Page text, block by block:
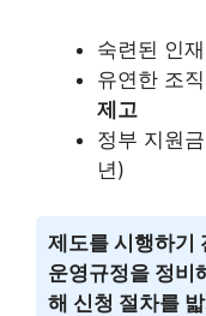
숙련된 인
유연한 조
제고
정부 지원
년)
제도를 시행하기
운영규정을 정비
해 신청 절차를